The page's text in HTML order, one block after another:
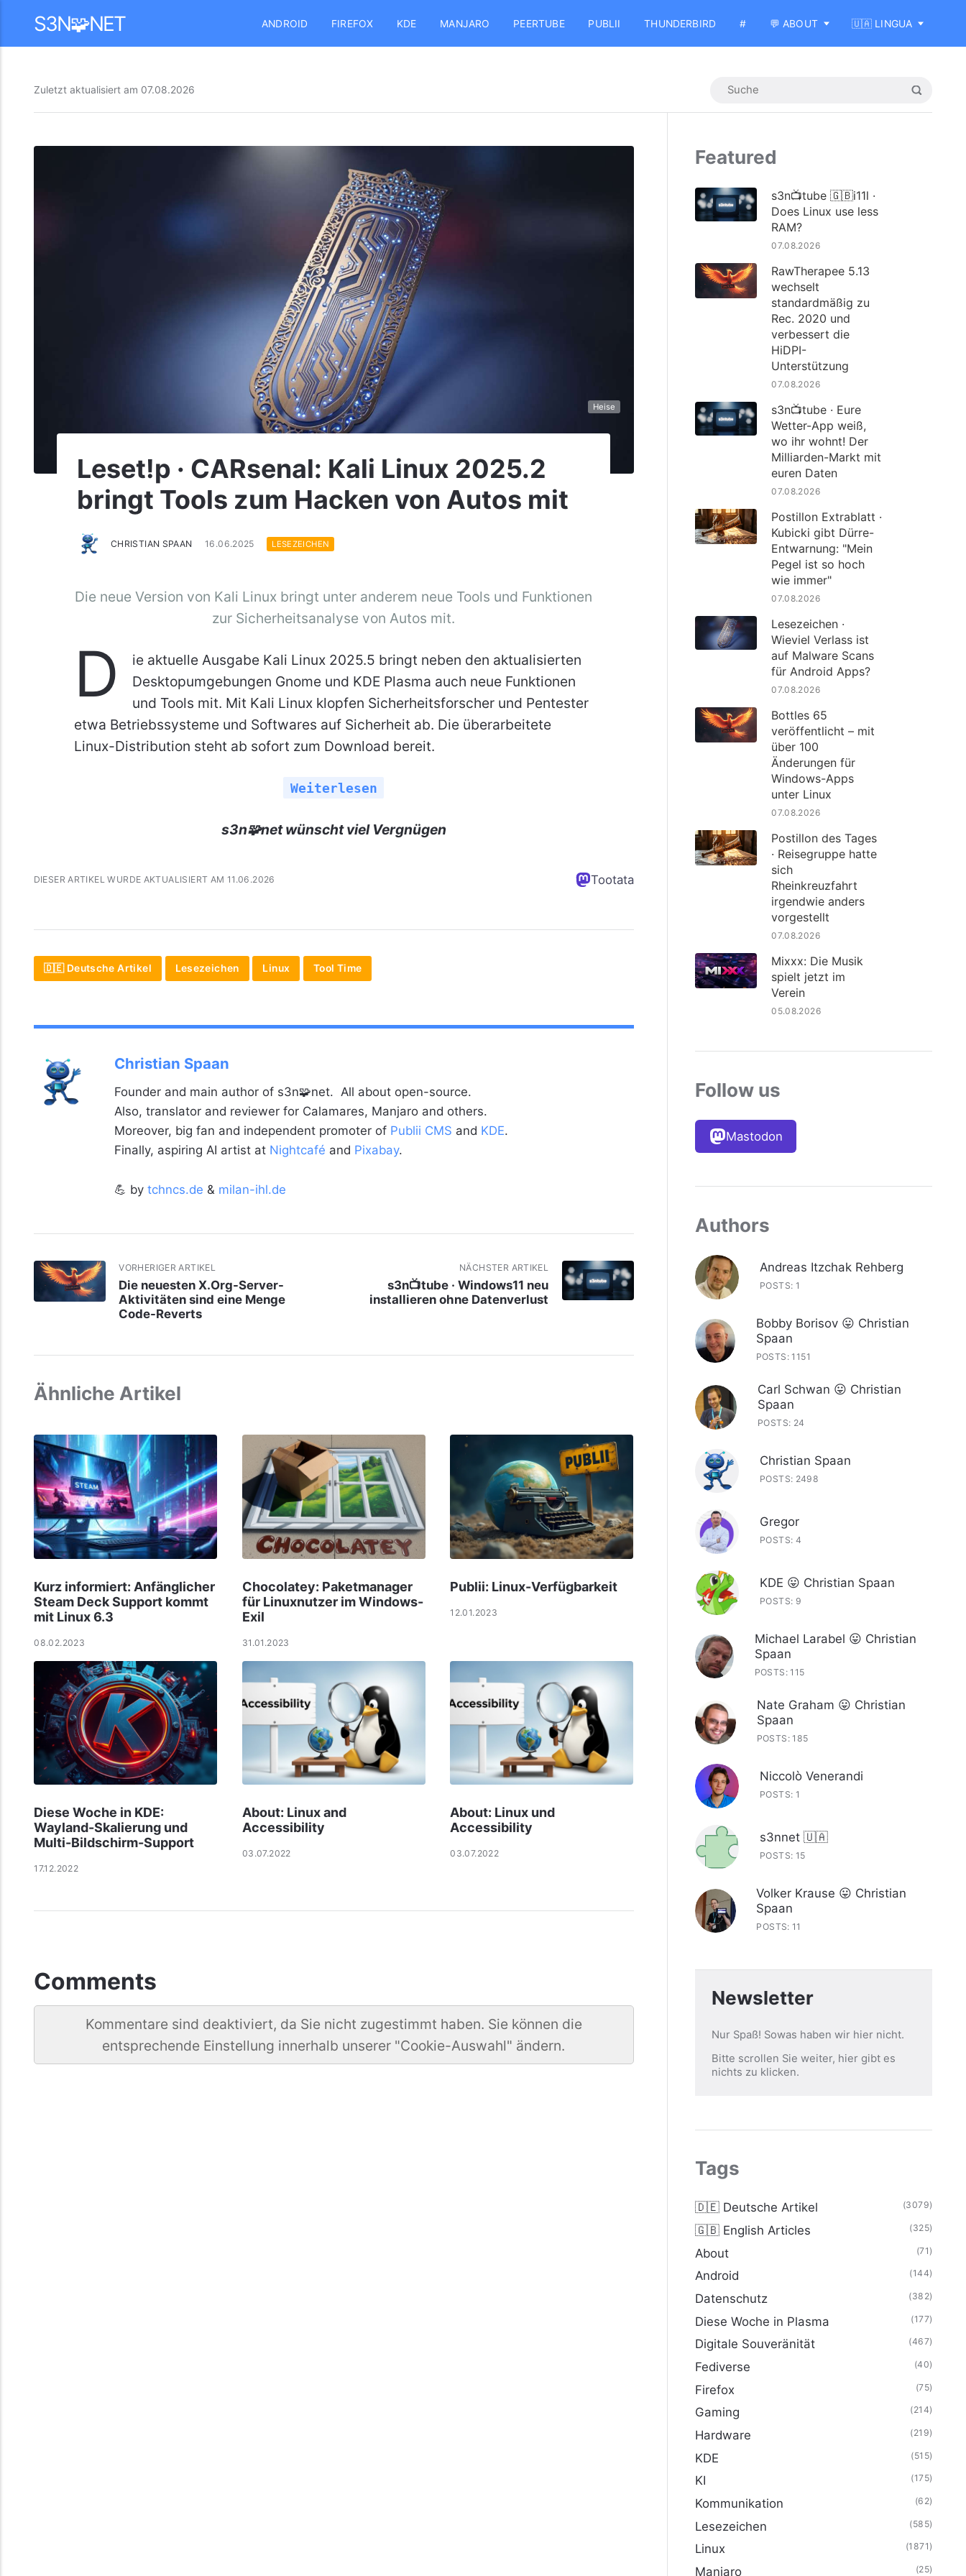
S3N🧩NET ANDROID FIREFOX KDE MANJARO PEERTUBE PUBLII THUNDERBIRD # 💬 ABOUT 🇺🇦 LINGUA
Zuletzt aktualisiert am 07.08.2026
Heise
Leset!p · CARsenal: Kali Linux 2025.2
bringt Tools zum Hacken von Autos mit
CHRISTIAN SPAAN 16.06.2025 LESEZEICHEN
Die neue Version von Kali Linux bringt unter anderem neue Tools und Funktionen
zur Sicherheitsanalyse von Autos mit.
D
ie aktuelle Ausgabe Kali Linux 2025.5 bringt neben den aktualisierten
Desktopumgebungen Gnome und KDE Plasma auch neue Funktionen
und Tools mit. Mit Kali Linux klopfen Sicherheitsforscher und Pentester
etwa Betriebssysteme und Softwares auf Sicherheit ab. Die überarbeitete
Linux-Distribution steht ab sofort zum Download bereit.
Weiterlesen
s3n🧩net wünscht viel Vergnügen
DIESER ARTIKEL WURDE AKTUALISIERT AM 11.06.2026 Tootata
🇩🇪 Deutsche Artikel Lesezeichen Linux Tool Time
Christian Spaan
Founder and main author of s3n🧩net. All about open-source.
Also, translator and reviewer for Calamares, Manjaro and others.
Moreover, big fan and independent promoter of Publii CMS and KDE.
Finally, aspiring AI artist at Nightcafé and Pixabay.
💪 by tchncs.de & milan-ihl.de
VORHERIGER ARTIKEL
Die neuesten X.Org-Server-
Aktivitäten sind eine Menge
Code-Reverts
NÄCHSTER ARTIKEL
s3n📺tube · Windows11 neu
installieren ohne Datenverlust
Ähnliche Artikel
Kurz informiert: Anfänglicher
Steam Deck Support kommt
mit Linux 6.3
08.02.2023
Chocolatey: Paketmanager
für Linuxnutzer im Windows-
Exil
31.01.2023
Publii: Linux-Verfügbarkeit
12.01.2023
Diese Woche in KDE:
Wayland-Skalierung und
Multi-Bildschirm-Support
17.12.2022
About: Linux and
Accessibility
03.07.2022
About: Linux und
Accessibility
03.07.2022
Comments
Kommentare sind deaktiviert, da Sie nicht zugestimmt haben. Sie können die
entsprechende Einstellung innerhalb unserer "Cookie-Auswahl" ändern.
Featured
s3n📺tube 🇬🇧i11l ·
Does Linux use less
RAM?
07.08.2026
RawTherapee 5.13
wechselt
standardmäßig zu
Rec. 2020 und
verbessert die
HiDPI-
Unterstützung
07.08.2026
s3n📺tube · Eure
Wetter-App weiß,
wo ihr wohnt! Der
Milliarden-Markt mit
euren Daten
07.08.2026
Postillon Extrablatt ·
Kubicki gibt Dürre-
Entwarnung: "Mein
Pegel ist so hoch
wie immer"
07.08.2026
Lesezeichen ·
Wieviel Verlass ist
auf Malware Scans
für Android Apps?
07.08.2026
Bottles 65
veröffentlicht – mit
über 100
Änderungen für
Windows-Apps
unter Linux
07.08.2026
Postillon des Tages
· Reisegruppe hatte
sich
Rheinkreuzfahrt
irgendwie anders
vorgestellt
07.08.2026
Mixxx: Die Musik
spielt jetzt im
Verein
05.08.2026
Follow us
Mastodon
Authors
Andreas Itzchak Rehberg
POSTS: 1
Bobby Borisov 😛 Christian
Spaan
POSTS: 1151
Carl Schwan 😛 Christian
Spaan
POSTS: 24
Christian Spaan
POSTS: 2498
Gregor
POSTS: 4
KDE 😛 Christian Spaan
POSTS: 9
Michael Larabel 😛 Christian
Spaan
POSTS: 115
Nate Graham 😛 Christian
Spaan
POSTS: 185
Niccolò Venerandi
POSTS: 1
s3nnet 🇺🇦
POSTS: 15
Volker Krause 😛 Christian
Spaan
POSTS: 11
Newsletter
Nur Spaß! Sowas haben wir hier nicht.
Bitte scrollen Sie weiter, hier gibt es
nichts zu klicken.
Tags
🇩🇪 Deutsche Artikel (3079)
🇬🇧 English Articles (325)
About (71)
Android (144)
Datenschutz (382)
Diese Woche in Plasma (177)
Digitale Souveränität (467)
Fediverse (40)
Firefox (75)
Gaming (214)
Hardware (219)
KDE (515)
KI (175)
Kommunikation (62)
Lesezeichen (585)
Linux (1871)
Manjaro (25)